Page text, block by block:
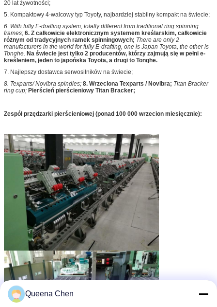
20 lat żywotności;
5. Kompaktowy 4-walcowy typ Toyoty, najbardziej stabilny kompakt na świecie;
6. With fully E-drafting system, totally different from traditional ring spinning
frames; 6. Z całkowicie elektronicznym systemem kreślarskim, całkowicie
różnym od tradycyjnych ramek spinningowych; There are only 2
manufacturers in the world for fully E-drafting, one is Japan Toyota, the other is
Tonghe. Na świecie jest tylko 2 producentów, którzy zajmują się w pełni e-
kreśleniem, jeden to japońska Toyota, a drugi to Tonghe.
7. Najlepszy dostawca serwosilników na świecie;
8. Texparts/ Novibra spindles; 8. Wrzeciona Texparts / Novibra; Titan Bracker
ring cup; Pierścień pierścieniowy Titan Bracker;
Zespół przędzarki pierścieniowej (ponad 100 000 wrzecion miesięcznie):
Queena Chen